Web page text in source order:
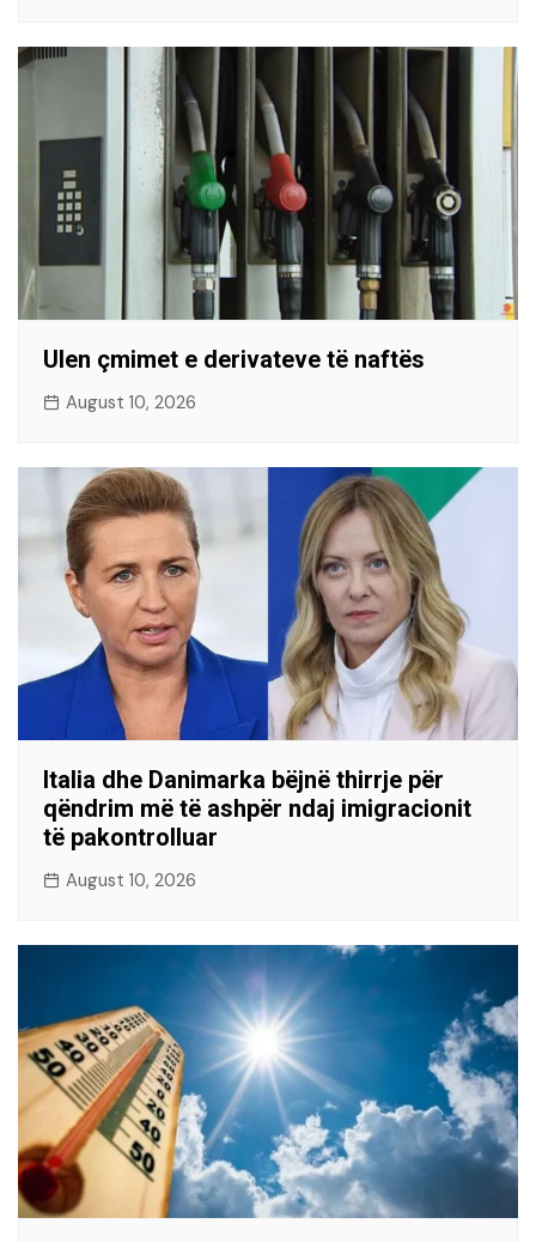
Ulen çmimet e derivateve të naftës
August 10, 2026
Italia dhe Danimarka bëjnë thirrje për
qëndrim më të ashpër ndaj imigracionit
të pakontrolluar
August 10, 2026